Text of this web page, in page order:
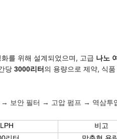
를 위해 설계되었으며, 고급 나노
당 3000리터 의 용량으로 제약, 식
보안 필터 → 고압 펌프 → 역삼
비고